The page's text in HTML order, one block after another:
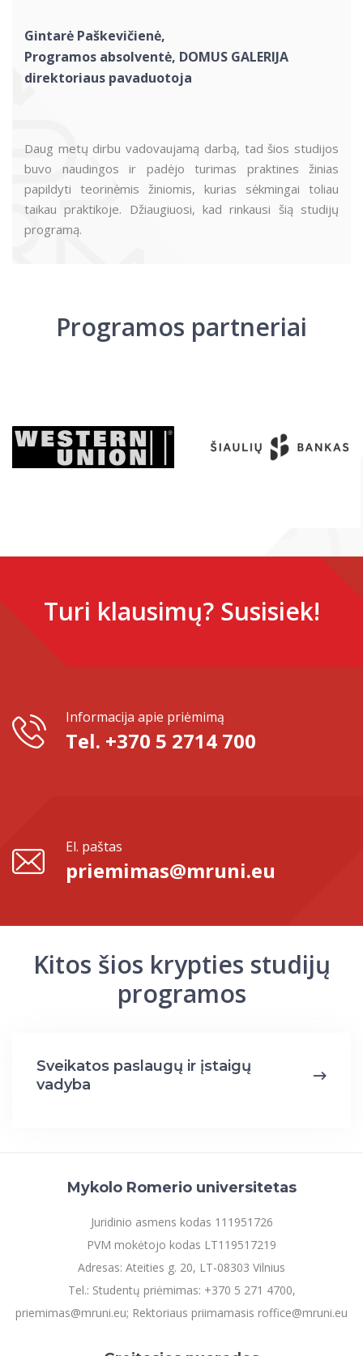
Gintarė Paškevičienė,
Programos absolventė, DOMUS GALERIJA
direktoriaus pavaduotoja
Daug metų dirbu vadovaujamą darbą, tad šios studijos
buvo naudingos ir padėjo turimas praktines žinias
papildyti teorinėmis žiniomis, kurias sėkmingai toliau
taikau praktikoje. Džiaugiuosi, kad rinkausi šią studijų
programą.
Programos partneriai
Turi klausimų? Susisiek!
Informacija apie priėmimą
Tel. +370 5 2714 700
El. paštas
priemimas@mruni.eu
Kitos šios krypties studijų
programos
Sveikatos paslaugų ir įstaigų
vadyba
Mykolo Romerio universitetas
Juridinio asmens kodas 111951726
PVM mokėtojo kodas LT119517219
Adresas: Ateities g. 20, LT-08303 Vilnius
Tel.: Studentų priėmimas: +370 5 271 4700,
priemimas@mruni.eu; Rektoriaus priimamasis roffice@mruni.eu